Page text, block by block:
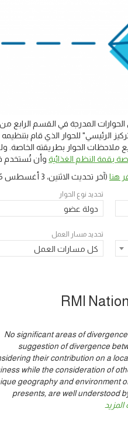
المدرجة في القسم الرابع من
الرئيسي" للحوار الذي قام
الحوار بطريقته الخاصة.
بقمة النظم الغذائية وأن تُستخدم
(آخر تحديث الاثنين، 3 أغسطس 2026 08:05 UTC
تحديد نوع الحوار
دولة عضو
تحديد مسار العمل
كل مسارات العمل
RMI
No significant areas of
suggestion of divergence
their contribution on a
while the consideration of
geography and environment
presents, are well understood
المزيد